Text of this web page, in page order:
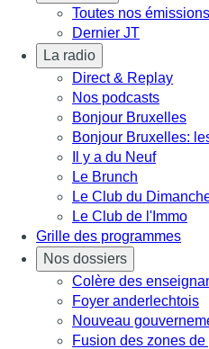
Toutes nos émissions
Dernier JT
La radio
Direct & Replay
Nos podcasts
Bonjour Bruxelles
Bonjour Bruxelles:
Il y a du Neuf
Le Brunch
Le Club du
Le Club de l'Immo
Grille des programmes
Nos dossiers
Colère des
Foyer anderlechtois
Nouveau
Fusion des zones